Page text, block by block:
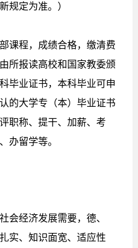
规定为准。）
课程，成绩合格，缴清费
所报读高校和国家教委颁
毕业证书，本科毕业可申
的大学专（本）毕业证书
职称、提干、加薪、考
办留学等。
会经济发展需要，德、
实、知识面宽、适应性